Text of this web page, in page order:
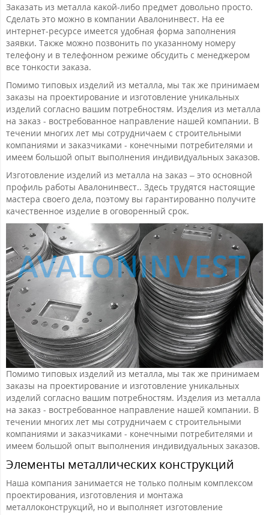
Заказать из металла какой-либо предмет довольно просто.
Сделать это можно в компании Авалонинвест. На ее
интернет-ресурсе имеется удобная форма заполнения
заявки. Также можно позвонить по указанному номеру
телефону и в телефонном режиме обсудить с менеджером
все тонкости заказа.
Помимо типовых изделий из металла, мы так же принимаем
заказы на проектирование и изготовление уникальных
изделий согласно вашим потребностям. Изделия из металла
на заказ - востребованное направление нашей компании. В
течении многих лет мы сотрудничаем с строительными
компаниями и заказчиками - конечными потребителями и
имеем большой опыт выполнения индивидуальных заказов.
Изготовление изделий из металла на заказ – это основной
профиль работы Авалонинвест.. Здесь трудятся настоящие
мастера своего дела, поэтому вы гарантированно получите
качественное изделие в оговоренный срок.
Помимо типовых изделий из металла, мы так же принимаем
заказы на проектирование и изготовление уникальных
изделий согласно вашим потребностям. Изделия из металла
на заказ - востребованное направление нашей компании. В
течении многих лет мы сотрудничаем с строительными
компаниями и заказчиками - конечными потребителями и
имеем большой опыт выполнения индивидуальных заказов.
Элементы металлических конструкций
Наша компания занимается не только полным комплексом
проектирования, изготовления и монтажа
металлоконструкций, но и выполняет изготовление